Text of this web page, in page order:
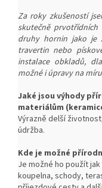
Za roky zkušeností
skutečně
druhy hornin jako je
travertin nebo
instalace obkladů,
možné i úpravy na
Jaké jsou výhody
materiálům
Výrazně delší
údržba.
Kde je možné
Je možné ho použít
koupelna, schody,